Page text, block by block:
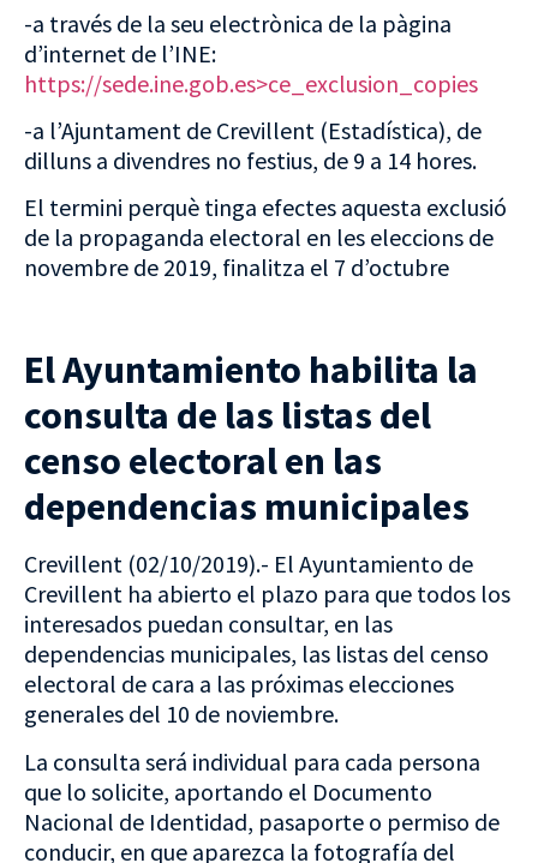
-a través de la seu electrònica de la pàgina
d’internet de l’INE:
https://sede.ine.gob.es>ce_exclusion_copies
-a l’Ajuntament de Crevillent (Estadística), de
dilluns a divendres no festius, de 9 a 14 hores.
El termini perquè tinga efectes aquesta exclusió
de la propaganda electoral en les eleccions de
novembre de 2019, finalitza el 7 d’octubre
El Ayuntamiento habilita la
consulta de las listas del
censo electoral en las
dependencias municipales
Crevillent (02/10/2019).- El Ayuntamiento de
Crevillent ha abierto el plazo para que todos los
interesados puedan consultar, en las
dependencias municipales, las listas del censo
electoral de cara a las próximas elecciones
generales del 10 de noviembre.
La consulta será individual para cada persona
que lo solicite, aportando el Documento
Nacional de Identidad, pasaporte o permiso de
conducir, en que aparezca la fotografía del